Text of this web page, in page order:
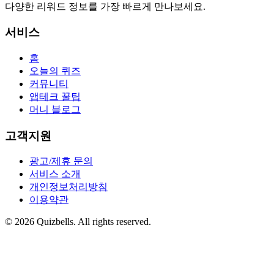
다양한 리워드 정보를 가장 빠르게 만나보세요.
서비스
홈
오늘의 퀴즈
커뮤니티
앱테크 꿀팁
머니 블로그
고객지원
광고/제휴 문의
서비스 소개
개인정보처리방침
이용약관
© 2026 Quizbells. All rights reserved.